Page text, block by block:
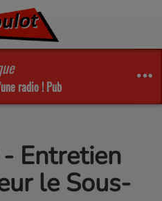
radio ! Pub
Entretien
le Sous-